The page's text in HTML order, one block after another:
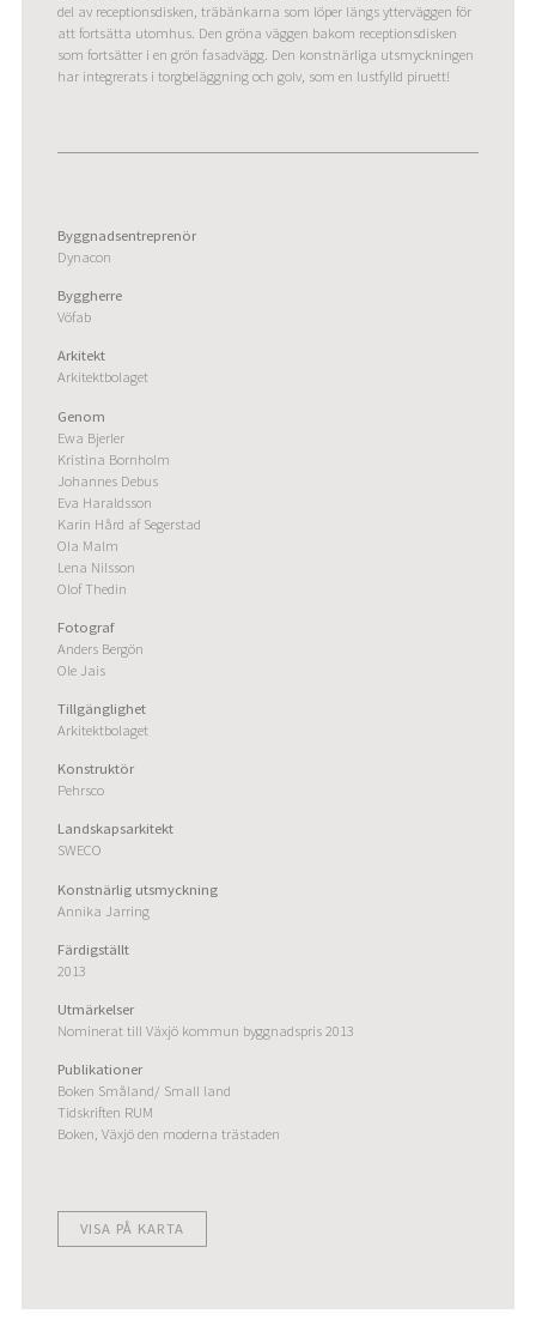
del av receptionsdisken, träbänkarna som löper längs ytterväggen för
att fortsätta utomhus. Den gröna väggen bakom receptionsdisken
som fortsätter i en grön fasadvägg. Den konstnärliga utsmyckningen
har integrerats i torgbeläggning och golv, som en lustfylld piruett!
Byggnadsentreprenör
Dynacon
Byggherre
Vöfab
Arkitekt
Arkitektbolaget
Genom
Ewa Bjerler
Kristina Bornholm
Johannes Debus
Eva Haraldsson
Karin Hård af Segerstad
Ola Malm
Lena Nilsson
Olof Thedin
Fotograf
Anders Bergön
Ole Jais
Tillgänglighet
Arkitektbolaget
Konstruktör
Pehrsco
Landskapsarkitekt
SWECO
Konstnärlig utsmyckning
Annika Jarring
Färdigställt
2013
Utmärkelser
Nominerat till Växjö kommun byggnadspris 2013
Publikationer
Boken Småland/ Small land
Tidskriften RUM
Boken, Växjö den moderna trästaden
VISA PÅ KARTA